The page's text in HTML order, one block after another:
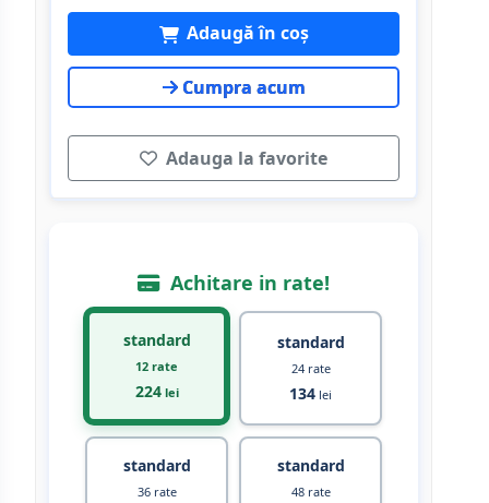
Adaugă în coș
Cumpra acum
Adauga la favorite
Achitare in rate!
standard
12 rate
224lei
standard
24 rate
134 lei
standard
36 rate
standard
48 rate